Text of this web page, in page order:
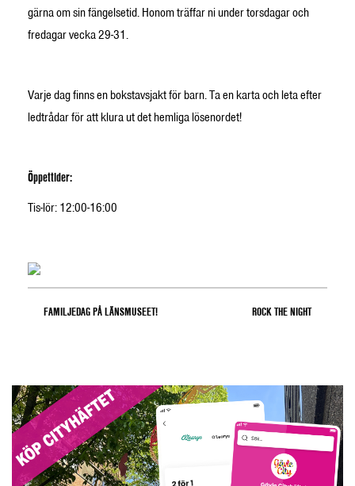
gärna om sin fängelsetid. Honom träffar ni under torsdagar och
fredagar vecka 29-31.
Varje dag finns en bokstavsjakt för barn. Ta en karta och leta efter
ledtrådar för att klura ut det hemliga lösenordet!
Öppettider:
Tis-lör: 12:00-16:00
FAMILJEDAG PÅ LÄNSMUSEET! ROCK THE NIGHT